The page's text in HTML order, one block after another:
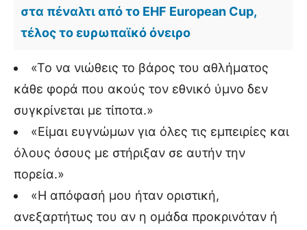
στα πέναλτι από το EHF European Cup,
τέλος το ευρωπαϊκό όνειρο
«Το να νιώθεις το βάρος του αθλήματος
κάθε φορά που ακούς τον εθνικό ύμνο δεν
συγκρίνεται με τίποτα.»
«Είμαι ευγνώμων για όλες τις εμπειρίες και
όλους όσους με στήριξαν σε αυτήν την
πορεία.»
«Η απόφασή μου ήταν οριστική,
ανεξαρτήτως του αν η ομάδα προκρινόταν ή